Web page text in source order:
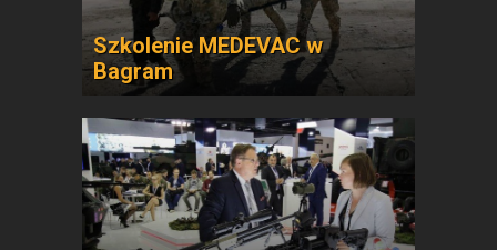
Szkolenie MEDEVAC w
Bagram